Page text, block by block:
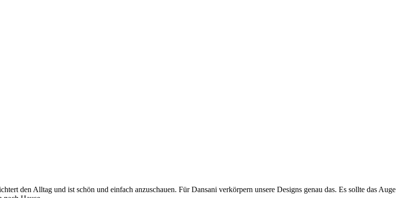
den Alltag und ist schön und einfach anzuschauen. Für Dansani verkörpern unsere Designs genau das. Es sollte das Auge